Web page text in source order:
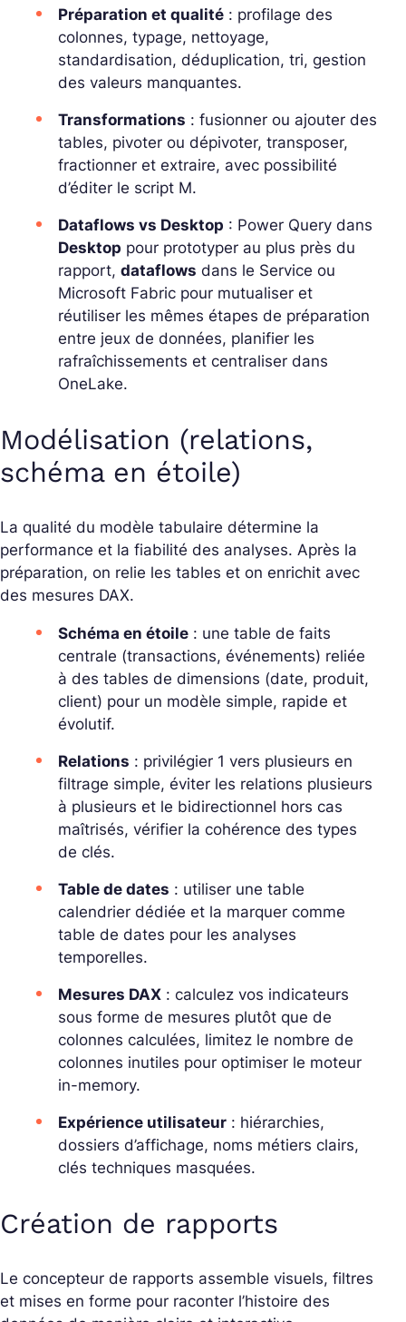
Préparation et qualité : profilage des
colonnes, typage, nettoyage,
standardisation, déduplication, tri, gestion
des valeurs manquantes.
Transformations : fusionner ou ajouter des
tables, pivoter ou dépivoter, transposer,
fractionner et extraire, avec possibilité
d’éditer le script M.
Dataflows vs Desktop : Power Query dans
Desktop pour prototyper au plus près du
rapport, dataflows dans le Service ou
Microsoft Fabric pour mutualiser et
réutiliser les mêmes étapes de préparation
entre jeux de données, planifier les
rafraîchissements et centraliser dans
OneLake.
Modélisation (relations,
schéma en étoile)
La qualité du modèle tabulaire détermine la
performance et la fiabilité des analyses. Après la
préparation, on relie les tables et on enrichit avec
des mesures DAX.
Schéma en étoile : une table de faits
centrale (transactions, événements) reliée
à des tables de dimensions (date, produit,
client) pour un modèle simple, rapide et
évolutif.
Relations : privilégier 1 vers plusieurs en
filtrage simple, éviter les relations plusieurs
à plusieurs et le bidirectionnel hors cas
maîtrisés, vérifier la cohérence des types
de clés.
Table de dates : utiliser une table
calendrier dédiée et la marquer comme
table de dates pour les analyses
temporelles.
Mesures DAX : calculez vos indicateurs
sous forme de mesures plutôt que de
colonnes calculées, limitez le nombre de
colonnes inutiles pour optimiser le moteur
in-memory.
Expérience utilisateur : hiérarchies,
dossiers d’affichage, noms métiers clairs,
clés techniques masquées.
Création de rapports
Le concepteur de rapports assemble visuels, filtres
et mises en forme pour raconter l’histoire des